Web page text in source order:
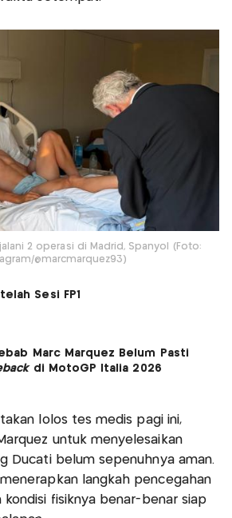
2 operasi di Madrid, Spanyol (Foto:
@marcmarquez93)
Sesi FP1
Marc Marquez Belum Pasti
di MotoGP Italia 2026
lolos tes medis pagi ini,
untuk menyelesaikan
Ducati belum sepenuhnya aman.
langkah pencegahan
fisiknya benar-benar siap